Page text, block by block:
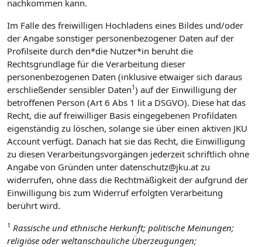
nachkommen kann.
Im Falle des freiwilligen Hochladens eines Bildes und/oder
der Angabe sonstiger personenbezogener Daten auf der
Profilseite durch den*die Nutzer*in beruht die
Rechtsgrundlage für die Verarbeitung dieser
personenbezogenen Daten (inklusive etwaiger sich daraus
erschließender sensibler Daten1) auf der Einwilligung der
betroffenen Person (Art 6 Abs 1 lit a DSGVO). Diese hat das
Recht, die auf freiwilliger Basis eingegebenen Profildaten
eigenständig zu löschen, solange sie über einen aktiven JKU
Account verfügt. Danach hat sie das Recht, die Einwilligung
zu diesen Verarbeitungsvorgängen jederzeit schriftlich ohne
Angabe von Gründen unter datenschutz@jku.at zu
widerrufen, ohne dass die Rechtmäßigkeit der aufgrund der
Einwilligung bis zum Widerruf erfolgten Verarbeitung
berührt wird.
1 Rassische und ethnische Herkunft; politische Meinungen;
religiöse oder weltanschauliche Überzeugungen;